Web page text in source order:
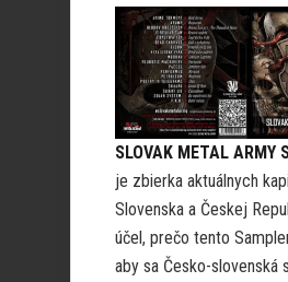
SLOVAK METAL ARMY
je zbierka aktuálnych
Slovenska a Českej
účel, prečo tento
aby sa Česko-slovenská